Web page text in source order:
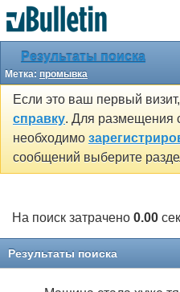
Результаты поиска
Метка: промывка
Если это ваш первый
справку. Для размещения
необходимо
сообщений выберите
На поиск затрачено 0.00
Результаты поиска
SEO by vBSEO